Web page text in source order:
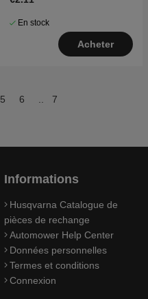
En stock
Acheter
5 6 .. 7
Informations
Husqvarna Catalogue de
pièces de rechange
Automower Help Center
Données personnelles
Termes et conditions
Connexion